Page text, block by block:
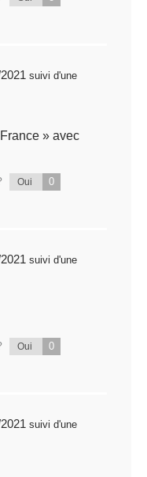
2021 suivi d'une
» avec
Oui 0
2021 suivi d'une
Oui 0
2021 suivi d'une